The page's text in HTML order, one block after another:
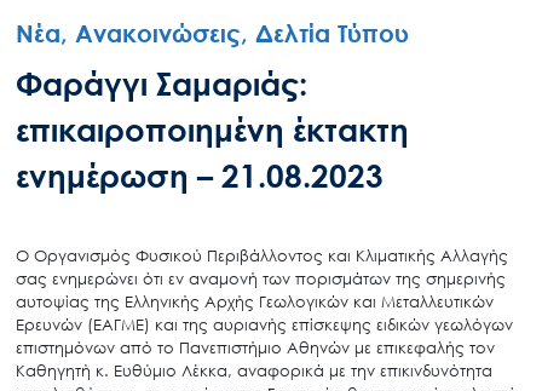
Νέα, Ανακοινώσεις, Δελτία Τύπου
Φαράγγι Σαμαριάς:
επικαιροποιημένη έκτακτη
ενημέρωση – 21.08.2023
Ο Οργανισμός Φυσικού Περιβάλλοντος και Κλιματικής Αλλαγής
σας ενημερώνει ότι εν αναμονή των πορισμάτων της σημερινής
αυτοψίας της Ελληνικής Αρχής Γεωλογικών και Μεταλλευτικών
Ερευνών (ΕΑΓΜΕ) και της αυριανής επίσκεψης ειδικών γεωλόγων
επιστημόνων από το Πανεπιστήμιο Αθηνών με επικεφαλής τον
Καθηγητή κ. Ευθύμιο Λέκκα, αναφορικά με την επικινδυνότητα